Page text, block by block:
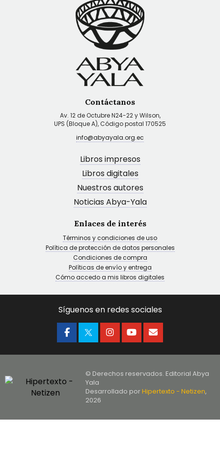
Contáctanos
Av. 12 de Octubre N24-22 y Wilson,
UPS (Bloque A), Código postal 170525
info@abyayala.org.ec
Libros impresos
Libros digitales
Nuestros autores
Noticias Abya-Yala
Enlaces de interés
Términos y condiciones de uso
Política de protección de datos personales
Condiciones de compra
Políticas de envío y entrega
Cómo accedo a mis libros digitales
Síguenos en redes sociales
© Derechos reservados. Editorial Abya
Yala
Desarrollado porHipertexto - Netizen,
2026